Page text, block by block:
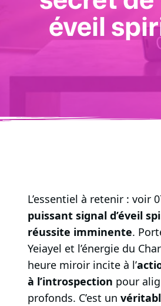
éveil
L’essentiel à retenir : voir
puissant signal d’éveil
réussite imminente.
Yeiayel et l’énergie du
heure miroir incite à l’
à l’introspection pour
profonds. C’est un